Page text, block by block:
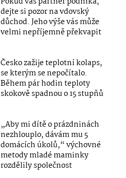
dejte si pozor na vdovský
důchod. Jeho výše vás může
velmi nepříjemně překvapit
Česko zažije teplotní kolaps,
se kterým se nepočítalo.
Během pár hodin teploty
skokově spadnou o 15 stupňů
„Aby mi dítě o prázdninách
nezhlouplo, dávám mu 5
domácích úkolů,“ výchovné
metody mladé maminky
rozdělily společnost